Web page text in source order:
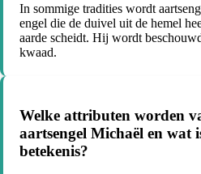
In sommige tradities wordt
engel die de duivel uit de hemel
aarde scheidt. Hij wordt
kwaad.
Welke attributen worden
aartsengel Michaël en wat
betekenis?